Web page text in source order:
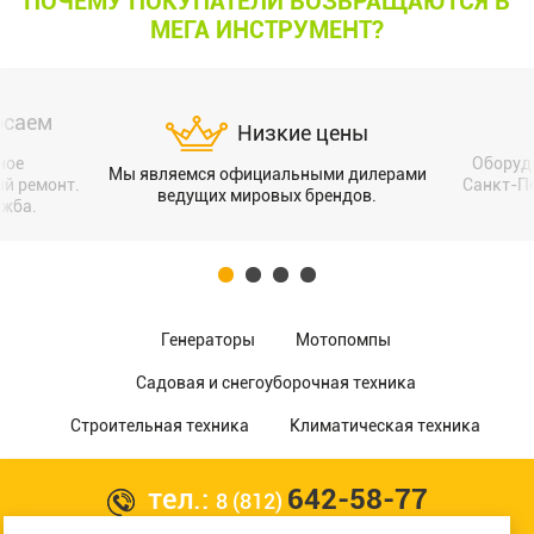
МЕГА ИНСТРУМЕНТ?
ремонт.
Низкие цены
Мы являемся официальными дилерами
ведущих мировых брендов.
Санкт-
Генераторы Мотопомпы
Садовая и снегоуборочная техника
Строительная техника Климатическая техника
тел.: 8 (812) 642-58-77